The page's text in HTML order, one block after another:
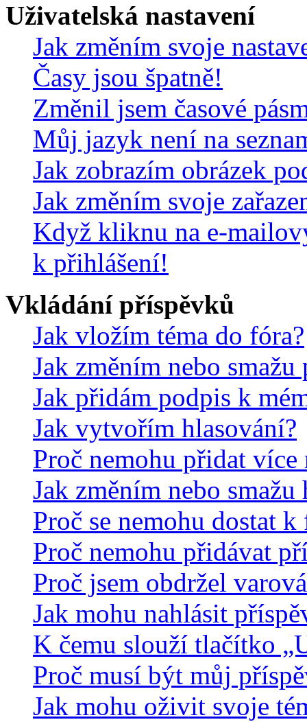
Uživatelská nastavení
Jak změním svoje
Časy jsou špatně!
Změnil jsem časové
Můj jazyk není na
Jak zobrazím obrázek
Jak změním svoje
Když kliknu na e-
k přihlášení!
Vkládání příspěvků
Jak vložím téma do fóra?
Jak změním nebo smažu
Jak přidám podpis k
Jak vytvořím hlasování?
Proč nemohu přidat
Jak změním nebo smažu
Proč se nemohu dostat k
Proč nemohu přidávat
Proč jsem obdržel
Jak mohu nahlásit
K čemu slouží tlačítko
Proč musí být můj
Jak mohu oživit svoje